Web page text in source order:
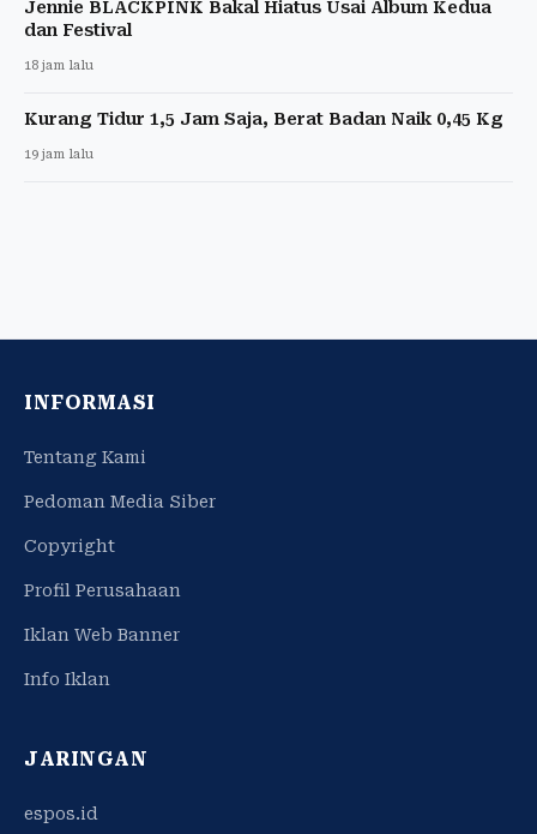
Jennie BLACKPINK Bakal Hiatus Usai Album Kedua
dan Festival
18 jam lalu
Kurang Tidur 1,5 Jam Saja, Berat Badan Naik 0,45 Kg
19 jam lalu
INFORMASI
Tentang Kami
Pedoman Media Siber
Copyright
Profil Perusahaan
Iklan Web Banner
Info Iklan
JARINGAN
espos.id